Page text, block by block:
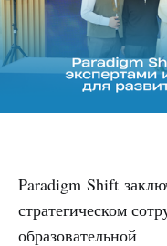
Paradigm Shift
стратегическом
образовательной